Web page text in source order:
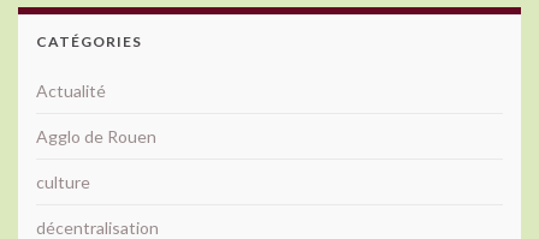
CATÉGORIES
Actualité
Agglo de Rouen
culture
décentralisation